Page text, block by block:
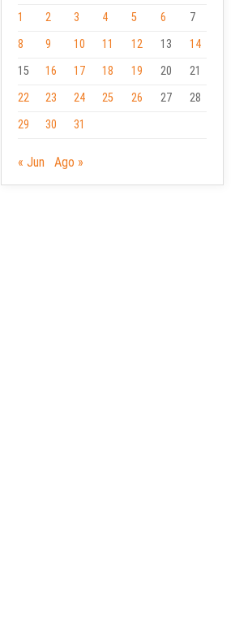
1
2 3 4 5 6
7
8
9 10 11 12 13
14
15
16 17 18 19 20
21
22
23 24 25 26 27
28
29
30 31
« Jun Ago »